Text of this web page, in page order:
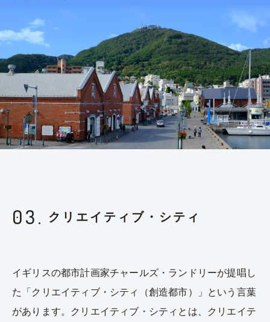
03. クリエイティブ・シティ
イギリスの都市計画家チャールズ・ランドリーが提唱し
た「クリエイティブ・シティ（創造都市）」という言葉
があります。クリエイティブ・シティとは、クリエイテ